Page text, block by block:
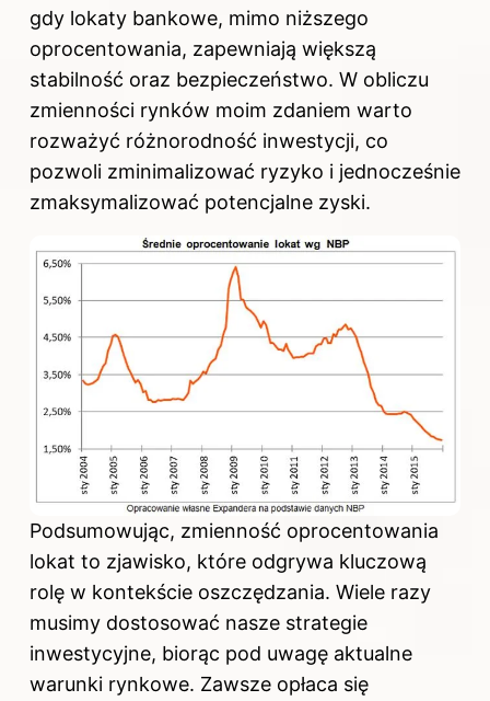
gdy lokaty bankowe, mimo niższego
oprocentowania, zapewniają większą
stabilność oraz bezpieczeństwo. W obliczu
zmienności rynków moim zdaniem warto
rozważyć różnorodność inwestycji, co
pozwoli zminimalizować ryzyko i jednocześnie
zmaksymalizować potencjalne zyski.
Podsumowując, zmienność oprocentowania
lokat to zjawisko, które odgrywa kluczową
rolę w kontekście oszczędzania. Wiele razy
musimy dostosować nasze strategie
inwestycyjne, biorąc pod uwagę aktualne
warunki rynkowe. Zawsze opłaca się